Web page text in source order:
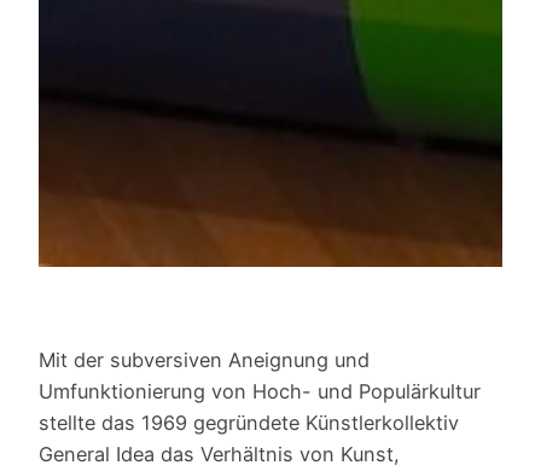
Mit der subversiven Aneignung und
Umfunktionierung von Hoch- und Populärkultur
stellte das 1969 gegründete Künstlerkollektiv
General Idea das Verhältnis von Kunst,